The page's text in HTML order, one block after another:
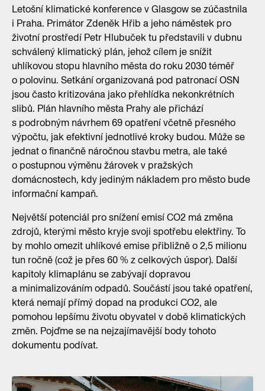
Letošní klimatické konference v Glasgow se zúčastnila
i Praha. Primátor Zdeněk Hřib a jeho náměstek pro
životní prostředí Petr Hlubuček tu představili v dubnu
schválený klimatický plán, jehož cílem je snížit
uhlíkovou stopu hlavního města do roku 2030 téměř
o polovinu. Setkání organizovaná pod patronací OSN
jsou často kritizována jako přehlídka nekonkrétních
slibů. Plán hlavního města Prahy ale přichází
s podrobným návrhem 69 opatření včetně přesného
výpočtu, jak efektivní jednotlivé kroky budou. Může se
jednat o finančně náročnou stavbu metra, ale také
o postupnou výměnu žárovek v pražských
domácnostech, kdy jediným nákladem pro město bude
informační kampaň.
Největší potenciál pro snížení emisí CO2 má změna
zdrojů, kterými město kryje svoji spotřebu elektřiny. To
by mohlo omezit uhlíkové emise přibližně o 2,5 milionu
tun ročně (což je přes 60 % z celkových úspor). Další
kapitoly klimaplánu se zabývají dopravou
a minimalizováním odpadů. Součástí jsou také opatření,
která nemají přímý dopad na produkci CO2, ale
pomohou lepšímu životu obyvatel v době klimatických
změn. Pojďme se na nejzajímavější body tohoto
dokumentu podívat.